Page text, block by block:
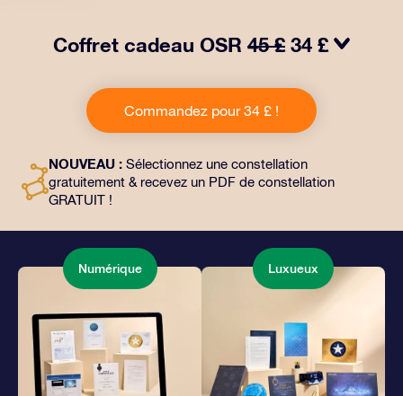
Coffret cadeau OSR 45 £ 34 £
Ce cadeau comprend une belle enveloppe et des
documents personnalisés envoyés à l’adresse de votre
choix, ainsi que des documents numériques et
façon magique d’offrir un cadeau éternel à vos amis et
à vos proches.
Commandez pour 34 £ !
NOUVEAU : Sélectionnez une constellation
gratuitement & recevez un PDF de constellation
GRATUIT !
Numérique Luxueux